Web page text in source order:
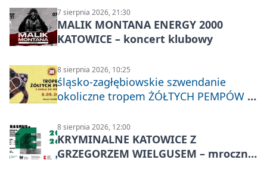
7 sierpnia 2026, 21:30
MALIK MONTANA ENERGY 2000
KATOWICE – koncert klubowy
8 sierpnia 2026, 10:25
śląsko-zagłębiowskie szwendanie
okoliczne tropem ŻÓŁTYCH PEMPÓW z
8 sierpnia 2026, 12:00
KRYMINALNE KATOWICE Z
GRZEGORZEM WIELGUSEM – mroczne